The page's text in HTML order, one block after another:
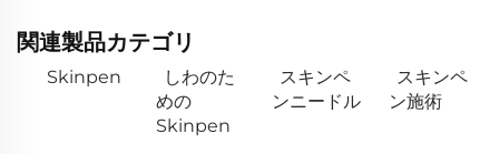
関連製品カテゴリ
Skinpen
しわのた
めの
Skinpen
スキンペ
ンニードル
スキンペ
ン施術